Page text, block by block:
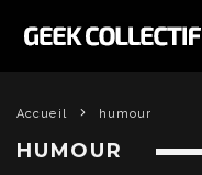
Accueil humour
HUMOUR